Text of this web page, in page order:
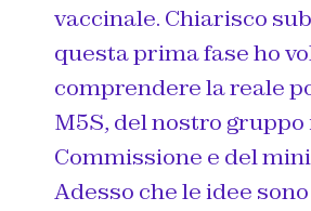
vaccinale. Chiarisco su
questa prima fase ho
comprendere la reale
M5S, del nostro gruppo
Commissione e del
Adesso che le idee